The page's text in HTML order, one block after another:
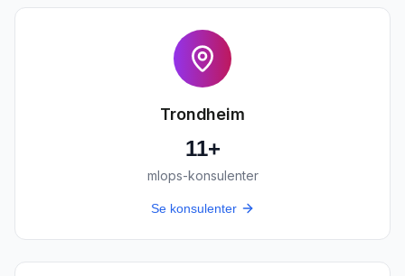
Trondheim
11+
mlops-konsulenter
Se konsulenter